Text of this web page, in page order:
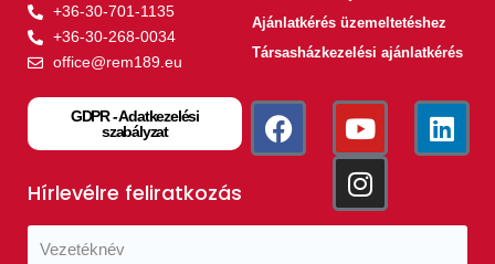
+36-30-701-1135
+36-30-268-0034
office@rem189.eu
GDPR - Adatkezelési
szabályzat
Ajánlatkérés üzemeltetéshez
Társasházkezelési ajánlatkérés
Hírlevélre feliratkozás